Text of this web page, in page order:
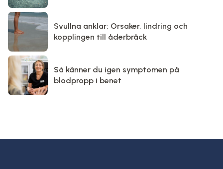
Svullna anklar: Orsaker, lindring och
kopplingen till åderbråck
Så känner du igen symptomen på
blodpropp i benet